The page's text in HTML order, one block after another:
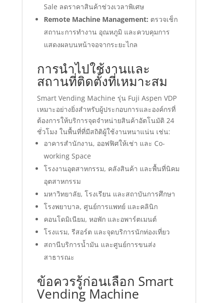
Sale ลดราคาสินค้าช่วงเวลาพิเศษ
Remote Machine Management: ตรวจเช็ก
สถานะการทำงาน อุณหภูมิ และควบคุมการ
แสดงผลบนหน้าจอจากระยะไกล
การนำไปใช้งานและ
สถานที่ติดตั้งที่เหมาะสม
Smart Vending Machine รุ่น Fuji Aspen VDP
เหมาะอย่างยิ่งสำหรับผู้ประกอบการและองค์กรที่
ต้องการให้บริการจุดจำหน่ายสินค้าอัตโนมัติ 24
ชั่วโมง ในพื้นที่ที่มีสถิติผู้ใช้งานหนาแน่น เช่น:
อาคารสำนักงาน, ออฟฟิศให้เช่า และ Co-
working Space
โรงงานอุตสาหกรรม, คลังสินค้า และพื้นที่นิคม
อุตสาหกรรม
มหาวิทยาลัย, โรงเรียน และสถาบันการศึกษา
โรงพยาบาล, ศูนย์การแพทย์ และคลินิก
คอนโดมิเนียม, หอพัก และอพาร์ตเมนต์
โรงแรม, รีสอร์ต และจุดบริการนักท่องเที่ยว
สถานีบริการน้ำมัน และศูนย์การขนส่ง
สาธารณะ
ข้อควรรู้ก่อนเลือก Smart
Vending Machine